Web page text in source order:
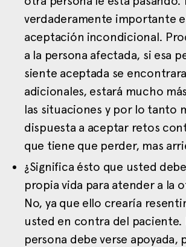
verdaderamente importante
aceptación incondicional.
a la persona afectada, si esa
siente aceptada se
adicionales, estará mucho
las situaciones y por lo tanto
dispuesta a aceptar retos
que tiene que perder, mas
¿Significa ésto que usted
propia vida para atender a la
No, ya que ello crearía
usted en contra del paciente.
persona debe verse apoyada,